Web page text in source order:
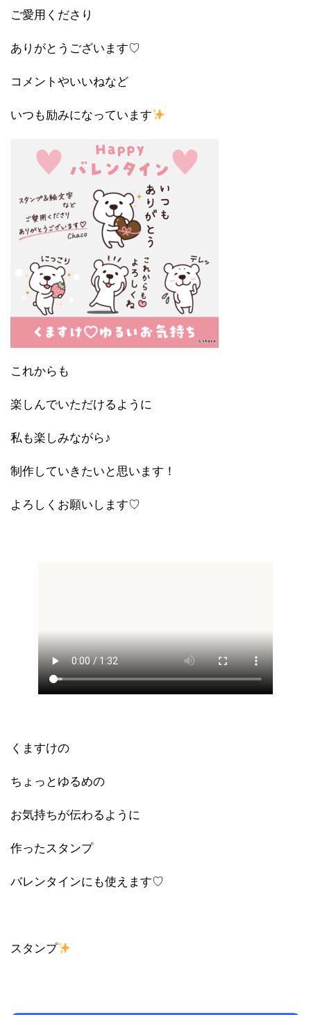
ご愛用くださり
ありがとうございます♡
コメントやいいねなど
いつも励みになっています
これからも
楽しんでいただけるように
私も楽しみながら♪
制作していきたいと思います！
よろしくお願いします♡
くますけの
ちょっとゆるめの
お気持ちが伝わるように
作ったスタンプ
バレンタインにも使えます♡
スタンプ